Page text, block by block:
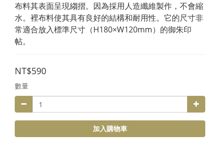
布料其表面呈現縐摺。因為採用人造纖維製作，不會縮
水。裡布料使其具有良好的結構和耐用性。它的尺寸非
常適合放入標準尺寸（H180×W120mm）的御朱印
帖。
NT$590
數量
加入購物車